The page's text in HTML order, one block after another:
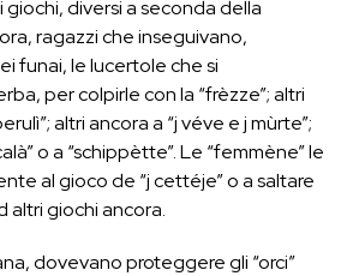
giochi, diversi a seconda della
ragazzi che inseguivano,
funai, le lucertole che si
per colpirle con la “frèzze”; altri
altri ancora a “j véve e j mùrte”;
o a “schippètte”. Le “femmène” le
al gioco de “j cettéje” o a saltare
altri giochi ancora.
dovevano proteggere gli “orci”